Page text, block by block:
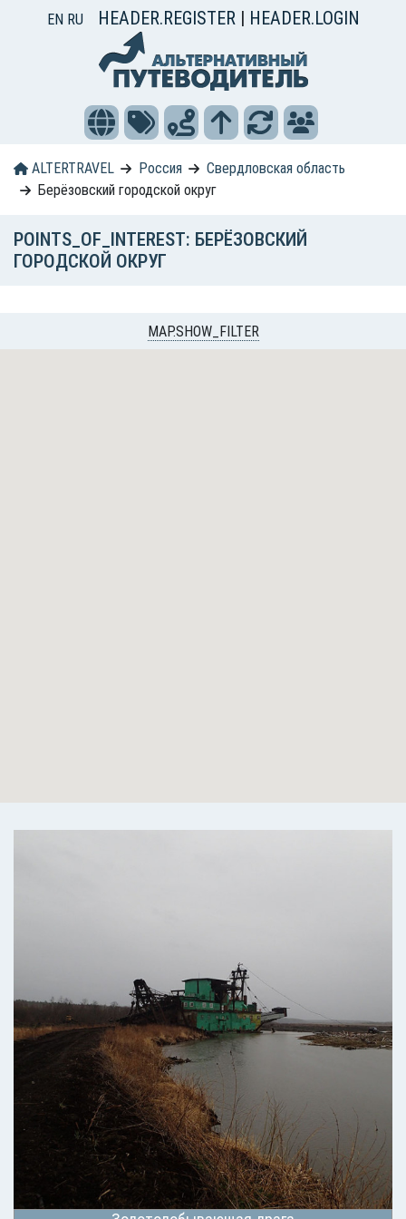
EN RU HEADER.REGISTER | HEADER.LOGIN
ALTERTRAVEL Россия
Свердловская область
Берёзовский городской округ
POINTS_OF_INTEREST: БЕРЁЗОВСКИЙ
ГОРОДСКОЙ ОКРУГ
MAP.SHOW_FILTER